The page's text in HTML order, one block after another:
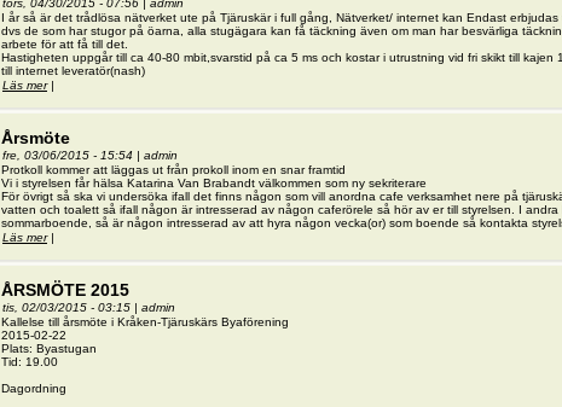
tors, 04/30/2015 - 07:56 | admin
I år så är det trådlösa nätverket ute på Tjäruskär i full gång, Nätverket/ internet kan Endast
dvs de som har stugor på öarna, alla stugägara kan få täckning även om man har besvärliga
arbete för att få till det.
Hastigheten uppgår till ca 40-80 mbit,svarstid på ca 5 ms och kostar i utrustning vid fri skikt till kajen
till internet leveratör(nash)
Läs merom Trådlöst internet
|
Årsmöte
fre, 03/06/2015 - 15:54 | admin
Protkoll kommer att läggas ut från prokoll inom en snar framtid
Vi i styrelsen får hälsa Katarina Van Brabandt välkommen som ny sekriterare
För övrigt så ska vi undersöka ifall det finns någon som vill anordna cafe verksamhet nere på
vatten och toalett så ifall någon är intresserad av någon caferörele så hör av er till styrelsen. I
sommarboende, så är någon intresserad av att hyra någon vecka(or) som boende så kontakta
Läs merom Årsmöte
|
ÅRSMÖTE 2015
tis, 02/03/2015 - 03:15 | admin
Kallelse till årsmöte i Kråken-Tjäruskärs Byaförening
2015-02-22
Plats: Byastugan
Tid: 19.00
Dagordning